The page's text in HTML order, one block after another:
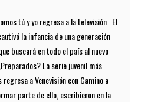
tú y yo regresa a la televisión El
la infancia de una generación
buscará en todo el país al nuevo
La serie juvenil más
a Venevisión con Camino a
parte de ello, escribieron en la